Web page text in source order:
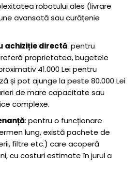
robotului ales (livrare
avansată sau curățenie
achiziție directă: pentru
proprietatea, bugetele
41.000 Lei pentru
și pot ajunge la peste 80.000 Lei
de mare capacitate sau
complexe.
: pentru o funcționare
lung, există pachete de
filtre etc.) care acoperă
cu costuri estimate în jurul a